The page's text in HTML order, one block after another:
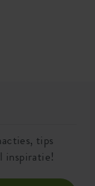
tips
inspiratie!